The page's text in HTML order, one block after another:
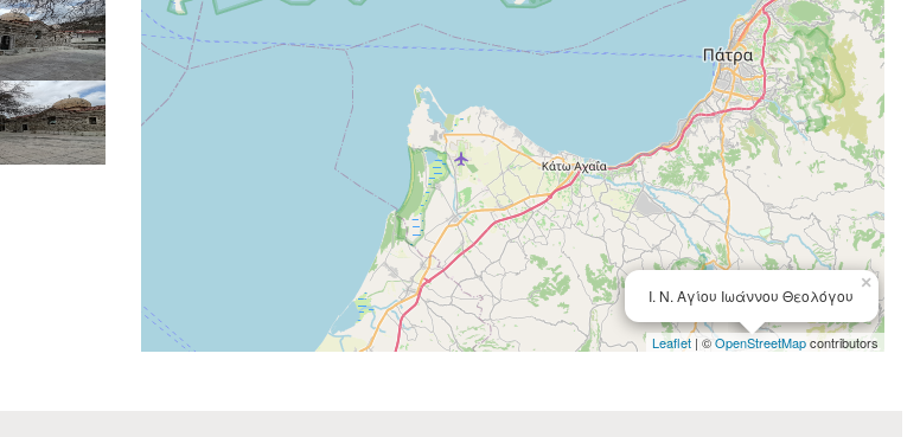
Ι. Ν. Αγίου Ιωάννου Θεολόγου
×
Leaflet | ©OpenStreetMapcontributors